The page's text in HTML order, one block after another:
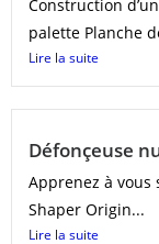
Construction
palette Planche
Lire la suite
Défonçeuse
Apprenez à
Shaper Origin...
Lire la suite